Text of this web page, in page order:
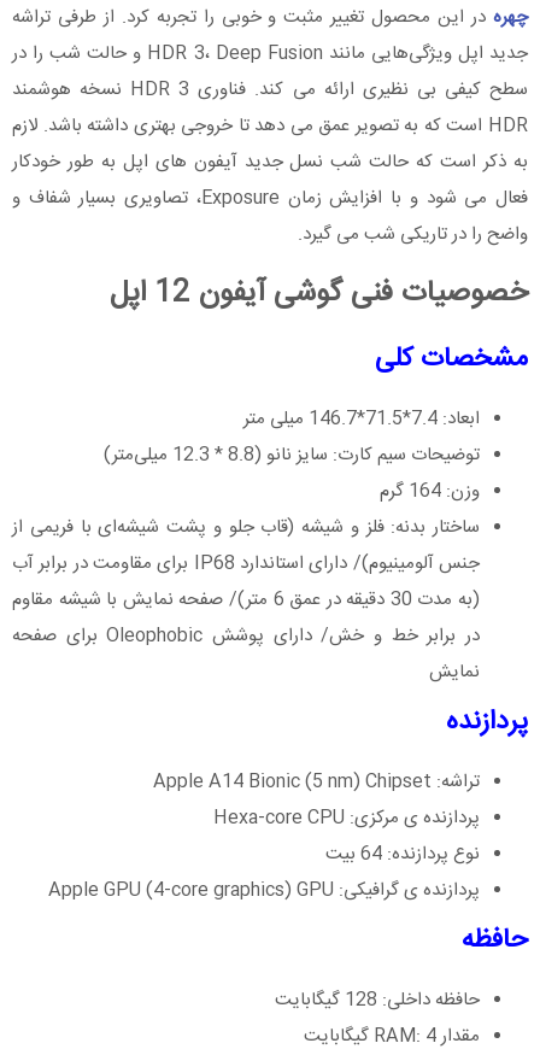
چهره در این محصول تغییر مثبت و خوبی را تجربه کرد. از طرفی تراشه
جدید اپل ویژگی‌هایی مانند HDR 3، Deep Fusion و حالت شب را در
سطح کیفی بی نظیری ارائه می کند. فناوری HDR 3 نسخه هوشمند
HDR است که به تصویر عمق می ‌دهد تا خروجی بهتری داشته باشد. لازم
به ذکر است که حالت شب نسل جدید آیفون های اپل به ‌طور خودکار
فعال می‌ شود و با افزایش زمان Exposure، تصاویری بسیار شفاف و
واضح را در تاریکی شب می‌ گیرد.
خصوصیات فنی گوشی آیفون 12 اپل
مشخصات کلی
ابعاد: 7.4*71.5*146.7 میلی متر
توضیحات سیم کارت: سایز نانو (8.8 * 12.3 میلی‌متر)
وزن: 164 گرم
ساختار بدنه: فلز و شیشه (قاب جلو و پشت شیشه‌ای با فریمی از
جنس آلومینیوم)/ دارای استاندارد IP68 برای مقاومت در برابر آب
(به مدت 30 دقیقه در عمق 6 متر)/ صفحه نمایش با شیشه مقاوم
در برابر خط و خش/ دارای پوشش Oleophobic برای صفحه
‌نمایش
پردازنده
تراشه: Apple A14 Bionic (5 nm) Chipset
پردازنده ی مرکزی: Hexa-core CPU
نوع پردازنده: 64 بیت
پردازنده ی گرافیکی: Apple GPU (4-core graphics) GPU
حافظه
حافظه داخلی: 128 گیگابایت
مقدار RAM: 4 گیگابایت